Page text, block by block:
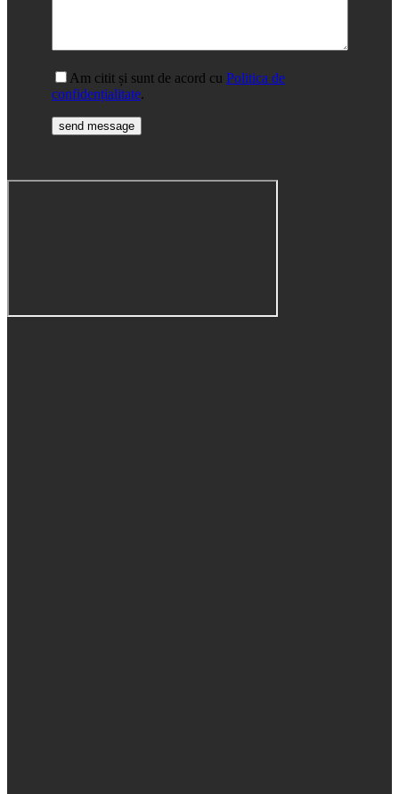
Am citit și sunt de acord cu Politica de
confidențialitate.